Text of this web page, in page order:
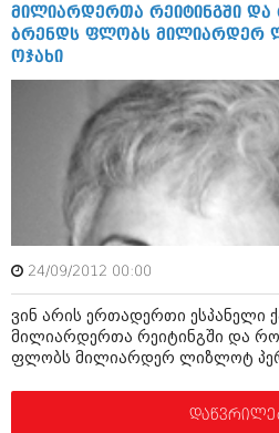
სექტემბერი 2011 (407)
აგვისტო 2011 (249)
მაისი 2011 (415)
აპრილი 2011 (294)
მარტი 2011 (654)
თებერვალი 2011 (329)
იანვარი 2011 (647)
დეკემბერი 2010 (881)
ოქტომბერი 2010 (341)
სექტემბერი 2010 (449)
აგვისტო 2010 (461)
ივლისი 2010 (556)
ივნისი 2010 (685)
აპრილი 2010 (229)
მილიარდერთა რეიტინგში
ბრენდს ფლობს მილიარდერ
ოჯახი
24/09/2012 00:00
ვინ არის ერთადერთი ესპანელი
მილიარდერთა რეიტინგში და
ფლობს მილიარდერ ლიზლოტ